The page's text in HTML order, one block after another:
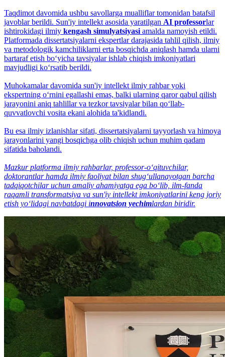
Taqdimot davomida ushbu savollarga mualliflar tomonidan batafsil
javoblar berildi. Sun'iy intellekt asosida yaratilgan AI professorlar
ishtirokidagi ilmiy kengash simulyatsiyasi amalda namoyish etildi.
Platformada dissertatsiyalarni ekspertlar darajasida tahlil qilish, ilmiy
va metodologik kamchiliklarni erta bosqichda aniqlash hamda ularni
bartaraf etish bo‘yicha tavsiyalar ishlab chiqish imkoniyatlari
mavjudligi ko‘rsatib berildi.
Muhokamalar davomida sun'iy intellekt ilmiy rahbar yoki
ekspertning o‘rnini egallashi emas, balki ularning qaror qabul qilish
jarayonini aniq tahlillar va tezkor tavsiyalar bilan qo‘llab-
quvvatlovchi vosita ekani alohida ta'kidlandi.
Bu esa ilmiy izlanishlar sifati, dissertatsiyalarni tayyorlash va himoya
jarayonlarini yangi bosqichga olib chiqish uchun muhim qadam
sifatida baholandi.
Mazkur platforma ilmiy rahbarlar, professor-o‘qituvchilar,
doktorantlar hamda ilmiy faoliyat bilan shug‘ullanayotgan barcha
tadqiqotchilar uchun amaliy ahamiyatga ega bo‘lib, ilm-fanda
raqamli transformatsiya va sun'iy intellekt imkoniyatlarini keng joriy
etish yo‘lidagi navbatdagi innovatsion yechimlardan biridir.